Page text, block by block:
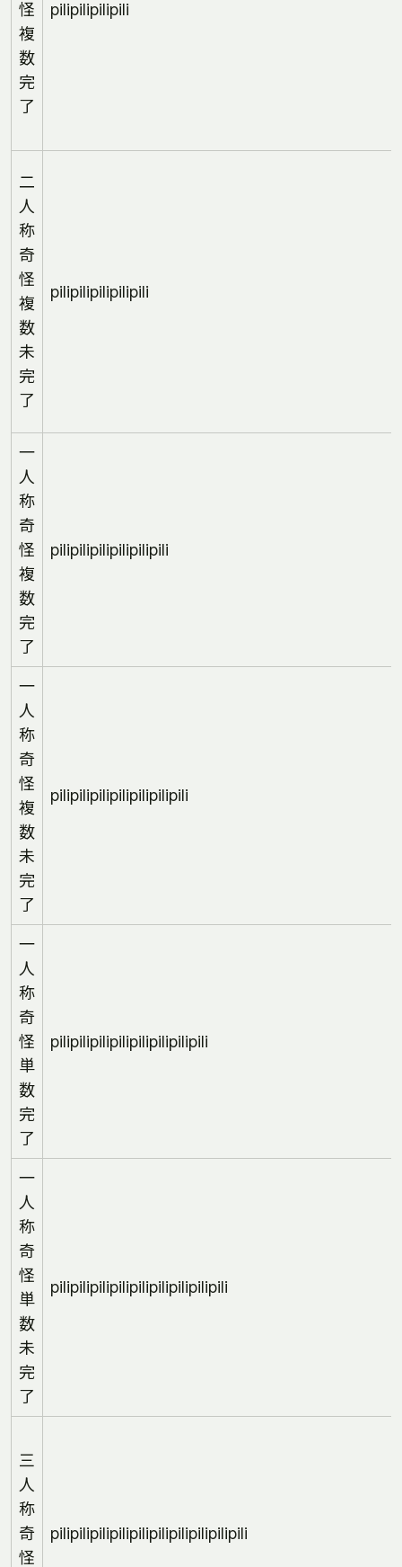
怪
複
数
完
了
pilipilipilipili
二
人
称
奇
怪
複
数
未
完
了
pilipilipilipilipili
一
人
称
奇
怪
複
数
完
了
pilipilipilipilipilipili
一
人
称
奇
怪
複
数
未
完
了
pilipilipilipilipilipilipili
一
人
称
奇
怪
単
数
完
了
pilipilipilipilipilipilipilipili
一
人
称
奇
怪
単
数
未
完
了
pilipilipilipilipilipilipilipilipili
三
人
称
奇
怪
pilipilipilipilipilipilipilipilipilipili